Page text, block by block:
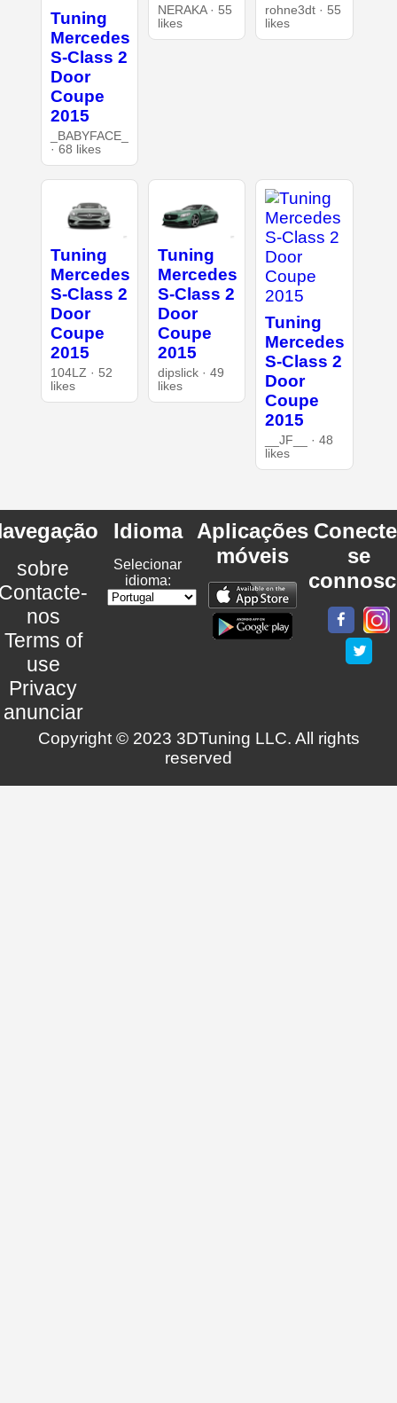
Tuning
Mercedes
S-Class 2
Door
Coupe
2015
_BABYFACE_
· 68 likes
NERAKA · 55
likes
rohne3dt · 55
likes
Tuning
Mercedes
S-Class 2
Door
Coupe
2015
104LZ · 52
likes
Tuning
Mercedes
S-Class 2
Door
Coupe
2015
dipslick · 49
likes
Tuning
Mercedes
S-Class 2
Door
Coupe
2015
__JF__ · 48
likes
sobre
nos
Terms of
use
Privacy
anunciar
Idioma
Selecionar
idioma:
Aplicações
móveis
se
Copyright © 2023 3DTuning LLC. All rights
reserved